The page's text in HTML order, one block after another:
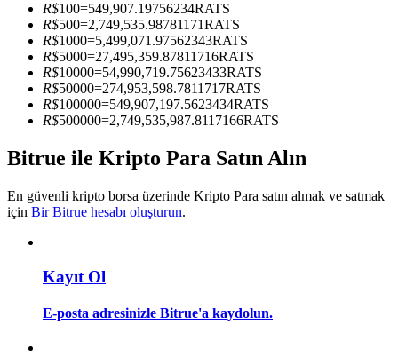
Ticaret bilgileri vb. dahil olmak üzere büyük veri analizi.
R$100=549,907.19756234RATS
R$500=2,749,535.98781171RATS
R$1000=5,499,071.97562343RATS
R$5000=27,495,359.87811716RATS
R$10000=54,990,719.75623433RATS
R$50000=274,953,598.7811717RATS
R$100000=549,907,197.5623434RATS
R$500000=2,749,535,987.8117166RATS
Bitrue ile Kripto Para Satın Alın
En güvenli kripto borsa üzerinde Kripto Para satın almak ve satmak
için Bir Bitrue hesabı oluşturun.
Kayıt Ol
E-posta adresinizle Bitrue'a kaydolun.